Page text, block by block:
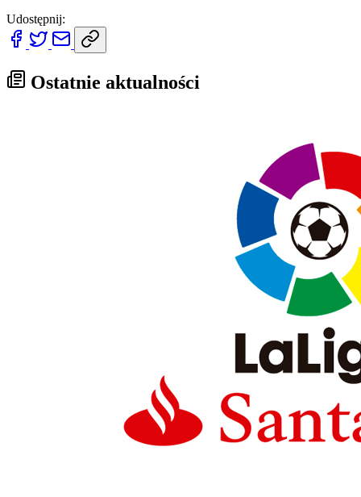
Udostępnij:
Ostatnie aktualności